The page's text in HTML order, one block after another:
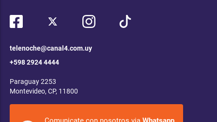
telenoche@canal4.com.uy
+598 2924 4444
Paraguay 2253
Montevideo, CP, 11800